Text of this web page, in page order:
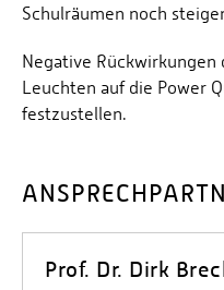
Schulräumen noch
Negative Rückwirkungen
Leuchten auf die Power
festzustellen.
Prof. Dr. Dirk